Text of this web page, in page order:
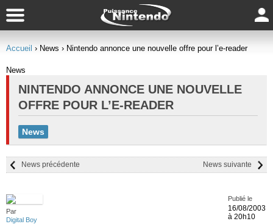
Accueil › News › Nintendo annonce une nouvelle offre pour l’e-reader
News
NINTENDO ANNONCE UNE NOUVELLE
OFFRE POUR L’E-READER
News
News suivante
News précédente
Par
Digital Boy
Publié le
16/08/2003
à 20h10